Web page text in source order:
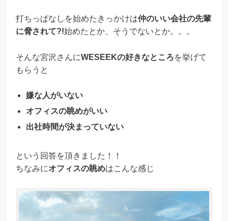
打ちっぱなしを始めたきっかけは仲のいい会社の先輩
に脅されて?!始めたとか、そうでないとか。。。
そんな宮沢さんにWESEEKの好きなところを挙げて
もらうと
嫌な人がいない
オフィスの眺めがいい
出社時間が決まっていない
という回答を頂きました！！
ちなみにオフィスの眺めはこんな感じ